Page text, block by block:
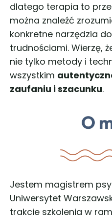
dlatego terapia to
można znaleźć
konkretne narzędzia
trudnościami. Wierzę,
nie tylko metody i
wszystkim
zaufaniu i szacunku.
O
Jestem magistrem
Uniwersytet
trakcie szkolenia w